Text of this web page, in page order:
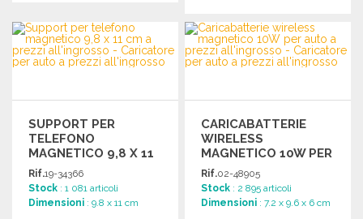
Richiedi un preventivo
ORDINARE
Richiedi un preventivo
SUPPORT PER
TELEFONO
MAGNETICO 9,8 X 11
CM
Rif.19-34366
Stock : 1 081 articoli
Dimensioni : 9.8 x 11 cm
CARICABATTERIE
WIRELESS
MAGNETICO 10W PER
AUTO
Rif.02-48905
Stock : 2 895 articoli
Dimensioni : 7.2 x 9.6 x 6 cm